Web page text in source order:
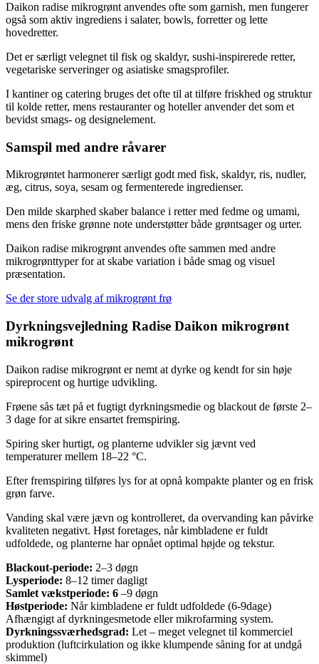
Daikon radise mikrogrønt anvendes ofte som garnish, men fungerer
også som aktiv ingrediens i salater, bowls, forretter og lette
hovedretter.
Det er særligt velegnet til fisk og skaldyr, sushi-inspirerede retter,
vegetariske serveringer og asiatiske smagsprofiler.
I kantiner og catering bruges det ofte til at tilføre friskhed og struktur
til kolde retter, mens restauranter og hoteller anvender det som et
bevidst smags- og designelement.
Samspil med andre råvarer
Mikrogrøntet harmonerer særligt godt med fisk, skaldyr, ris, nudler,
æg, citrus, soya, sesam og fermenterede ingredienser.
Den milde skarphed skaber balance i retter med fedme og umami,
mens den friske grønne note understøtter både grøntsager og urter.
Daikon radise mikrogrønt anvendes ofte sammen med andre
mikrogrønttyper for at skabe variation i både smag og visuel
præsentation.
Se der store udvalg af mikrogrønt frø
Dyrkningsvejledning Radise Daikon mikrogrønt
mikrogrønt
Daikon radise mikrogrønt er nemt at dyrke og kendt for sin høje
spireprocent og hurtige udvikling.
Frøene sås tæt på et fugtigt dyrkningsmedie og blackout de første 2–
3 dage for at sikre ensartet fremspiring.
Spiring sker hurtigt, og planterne udvikler sig jævnt ved
temperaturer mellem 18–22 °C.
Efter fremspiring tilføres lys for at opnå kompakte planter og en frisk
grøn farve.
Vanding skal være jævn og kontrolleret, da overvanding kan påvirke
kvaliteten negativt. Høst foretages, når kimbladene er fuldt
udfoldede, og planterne har opnået optimal højde og tekstur.
Blackout-periode: 2–3 døgn
Lysperiode: 8–12 timer dagligt
Samlet vækstperiode: 6 –9 døgn
Høstperiode: Når kimbladene er fuldt udfoldede (6-9dage)
Afhængigt af dyrkningesmetode eller mikrofarming system.
Dyrkningssværhedsgrad: Let – meget velegnet til kommerciel
produktion (luftcirkulation og ikke klumpende såning for at undgå
skimmel)